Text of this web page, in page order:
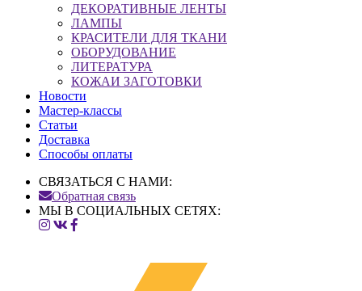
ДЕКОРАТИВНЫЕ ЛЕНТЫ
ЛАМПЫ
КРАСИТЕЛИ ДЛЯ ТКАНИ
ОБОРУДОВАНИЕ
ЛИТЕРАТУРА
КОЖАИ ЗАГОТОВКИ
Новости
Мастер-классы
Статьи
Доставка
Способы оплаты
СВЯЗАТЬСЯ С НАМИ:
Обратная связь
МЫ В СОЦИАЛЬНЫХ СЕТЯХ: